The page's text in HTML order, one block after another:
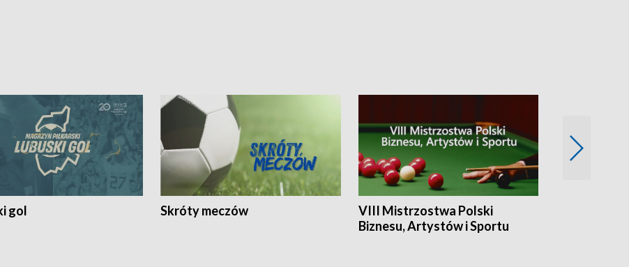
gol Skróty meczów
VIII Mistrzostwa Polski
Biznesu, Artystów i Sportu